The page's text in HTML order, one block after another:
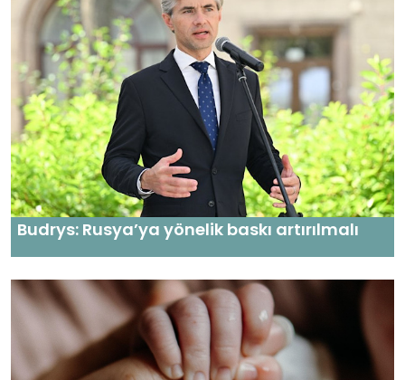
Budrys: Rusya’ya yönelik baskı artırılmalı